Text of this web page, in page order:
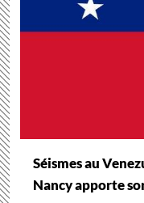
Séismes au
Nancy apporte